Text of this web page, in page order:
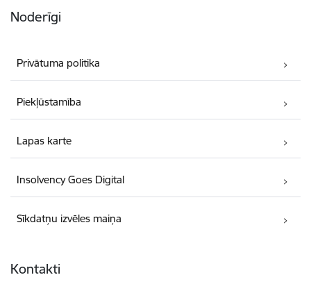
Noderīgi
Privātuma politika
Piekļūstamība
Lapas karte
Insolvency Goes Digital
Sīkdatņu izvēles maiņa
Kontakti